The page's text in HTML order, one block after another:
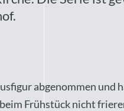
abgenommen und
Frühstück nicht